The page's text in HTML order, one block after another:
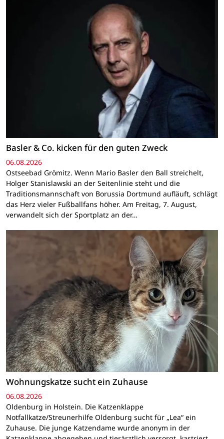
Basler & Co. kicken für den guten Zweck
06.08.2026
Ostseebad Grömitz. Wenn Mario Basler den Ball streichelt,
Holger Stanislawski an der Seitenlinie steht und die
Traditionsmannschaft von Borussia Dortmund aufläuft, schlägt
das Herz vieler Fußballfans höher. Am Freitag, 7. August,
verwandelt sich der Sportplatz an der…
Wohnungskatze sucht ein Zuhause
06.08.2026
Oldenburg in Holstein. Die Katzenklappe
Notfallkatze/Streunerhilfe Oldenburg sucht für „Lea“ ein
Zuhause. Die junge Katzendame wurde anonym in der